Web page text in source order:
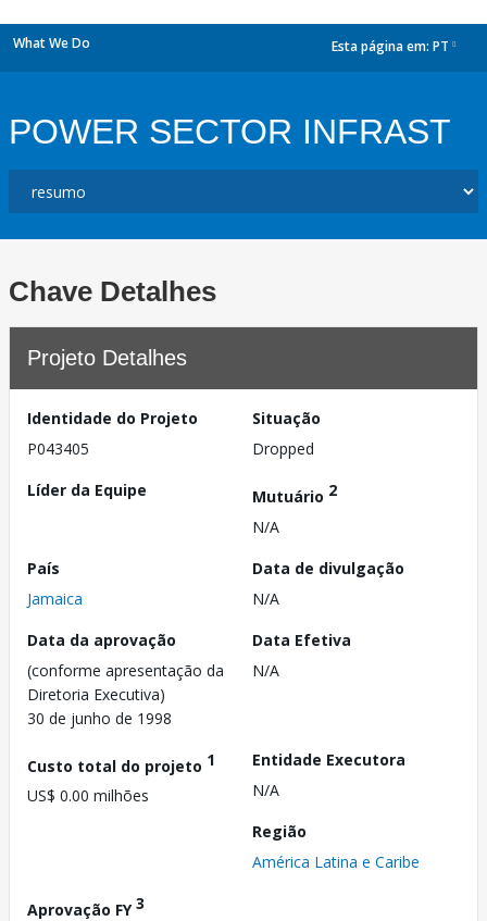
What We Do Esta página em: PT
POWER SECTOR INFRAST
Chave Detalhes
Projeto Detalhes
Identidade do Projeto
P043405
Situação
Dropped
Líder da Equipe
Mutuário 2
N/A
País
Jamaica
Data de divulgação
N/A
Data da aprovação
(conforme apresentação da
Diretoria Executiva)
30 de junho de 1998
Data Efetiva
N/A
Custo total do projeto 1
US$ 0.00 milhões
Entidade Executora
N/A
Região
América Latina e Caribe
Aprovação FY3